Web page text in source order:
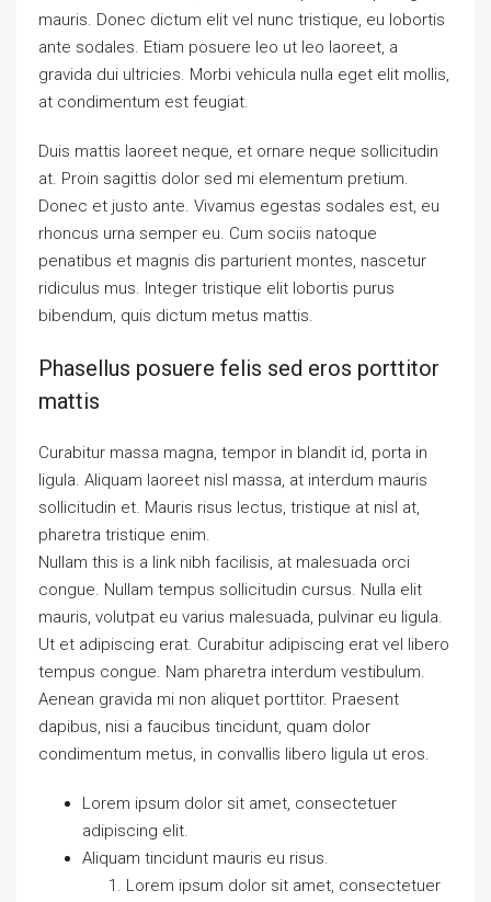
mauris. Donec dictum elit vel nunc tristique, eu lobortis
ante sodales. Etiam posuere leo ut leo laoreet, a
gravida dui ultricies. Morbi vehicula nulla eget elit mollis,
at condimentum est feugiat.
Duis mattis laoreet neque, et ornare neque sollicitudin
at. Proin sagittis dolor sed mi elementum pretium.
Donec et justo ante. Vivamus egestas sodales est, eu
rhoncus urna semper eu. Cum sociis natoque
penatibus et magnis dis parturient montes, nascetur
ridiculus mus. Integer tristique elit lobortis purus
bibendum, quis dictum metus mattis.
Phasellus posuere felis sed eros porttitor
mattis
Curabitur massa magna, tempor in blandit id, porta in
ligula. Aliquam laoreet nisl massa, at interdum mauris
sollicitudin et. Mauris risus lectus, tristique at nisl at,
pharetra tristique enim.
Nullam this is a link nibh facilisis, at malesuada orci
congue. Nullam tempus sollicitudin cursus. Nulla elit
mauris, volutpat eu varius malesuada, pulvinar eu ligula.
Ut et adipiscing erat. Curabitur adipiscing erat vel libero
tempus congue. Nam pharetra interdum vestibulum.
Aenean gravida mi non aliquet porttitor. Praesent
dapibus, nisi a faucibus tincidunt, quam dolor
condimentum metus, in convallis libero ligula ut eros.
Lorem ipsum dolor sit amet, consectetuer
adipiscing elit.
Aliquam tincidunt mauris eu risus.
Lorem ipsum dolor sit amet, consectetuer